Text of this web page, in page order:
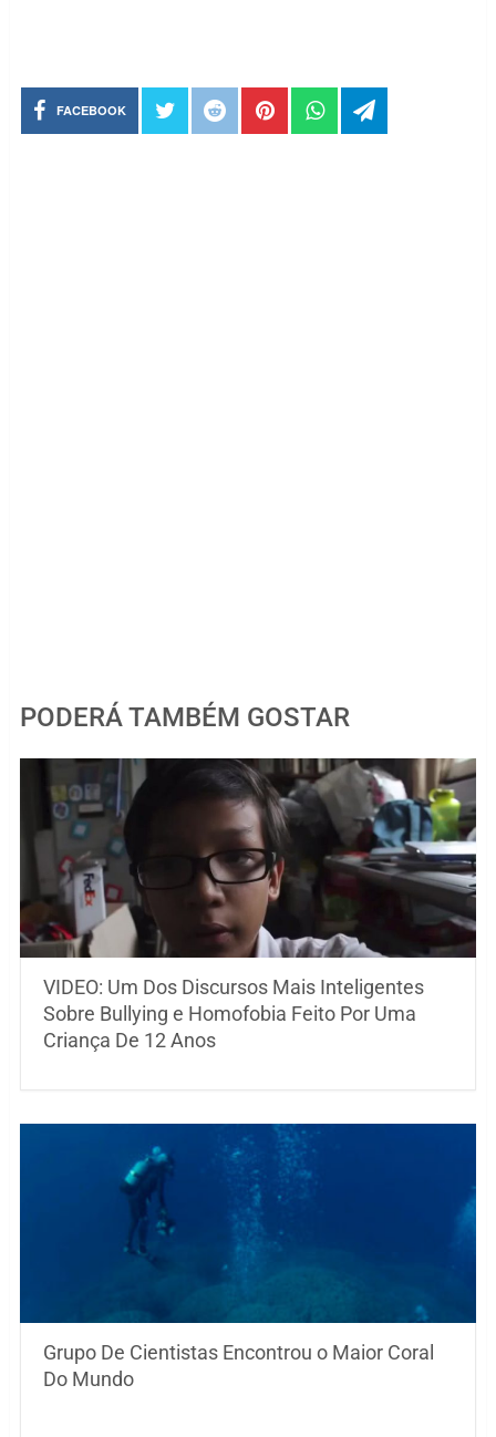
FACEBOOK
PODERÁ TAMBÉM GOSTAR
VIDEO: Um Dos Discursos Mais Inteligentes
Sobre Bullying e Homofobia Feito Por Uma
Criança De 12 Anos
Grupo De Cientistas Encontrou o Maior Coral
Do Mundo